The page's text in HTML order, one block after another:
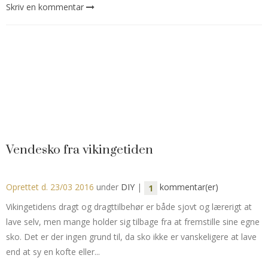
Skriv en kommentar
Vendesko fra vikingetiden
Oprettet d. 23/03 2016 under DIY | 1
kommentar(er)
Vikingetidens dragt og dragttilbehør er både sjovt og lærerigt at
lave selv, men mange holder sig tilbage fra at fremstille sine egne
sko. Det er der ingen grund til, da sko ikke er vanskeligere at lave
end at sy en kofte eller...